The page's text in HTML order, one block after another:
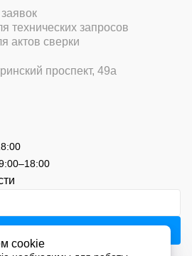
технических запросов
актов сверки
проспект, 49а
–18:00
вы соглашаетесь с
cookie